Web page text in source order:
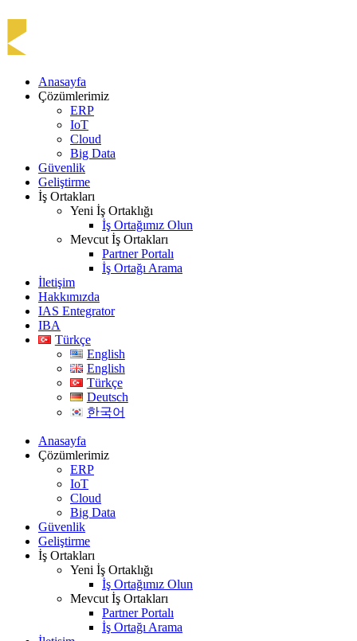
Anasayfa
Çözümlerimiz
ERP
IoT
Cloud
Big Data
Güvenlik
Geliştirme
İş Ortakları
Yeni İş Ortaklığı
İş Ortağımız Olun
Mevcut İş Ortakları
Partner Portalı
İş Ortağı Arama
İletişim
Hakkımızda
IAS Entegrator
IBA
Türkçe
English
English
Türkçe
Deutsch
한국어
Anasayfa
Çözümlerimiz
ERP
IoT
Cloud
Big Data
Güvenlik
Geliştirme
İş Ortakları
Yeni İş Ortaklığı
İş Ortağımız Olun
Mevcut İş Ortakları
Partner Portalı
İş Ortağı Arama